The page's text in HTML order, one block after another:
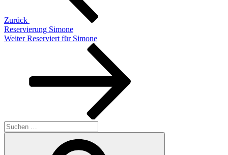
Zurück
Reservierung Simone
Nächster
Weiter Reserviert für Simone
Suchen
nach: